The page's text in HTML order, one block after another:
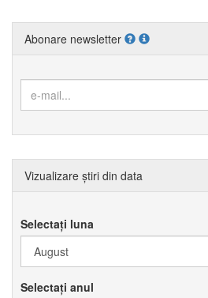
Abonare newsletter
Vizualizare știri din data
Selectați luna
Selectați anul